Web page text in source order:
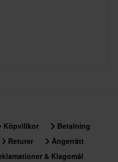
Köpvillkor
Betalning
Returer
Ångerrätt
& Klagomål